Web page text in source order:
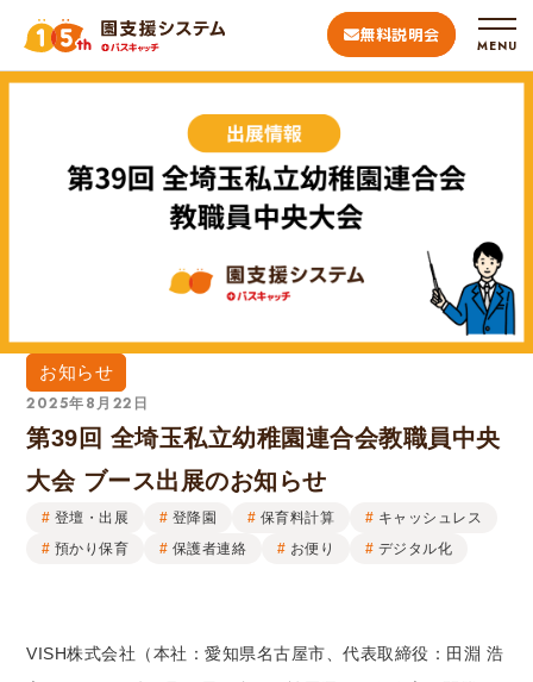
無料説明会
MENU
お知らせ
2025年8月22日
第39回 全埼玉私立幼稚園連合会教職員中央
大会 ブース出展のお知らせ
登壇・出展 登降園 保育料計算
キャッシュレス
預かり保育
保護者連絡 お便り デジタル化
VISH株式会社（本社：愛知県名古屋市、代表取締役：田淵 浩